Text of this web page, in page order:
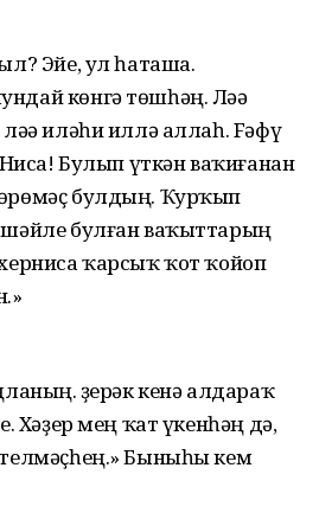
Эйе, ул һаташа.
көнгә төшһәң. Ләә
иләһи иллә аллаһ. Fәфү
Булып үткән ваҡиғанан
булдың. Ҡурҡып
булған ваҡыттарың
ҡарсыҡ ҡот ҡойоп
Әҙерәк кенә алдараҡ
Хәҙер мең ҡат үкенһәң дә,
Быныһы кем